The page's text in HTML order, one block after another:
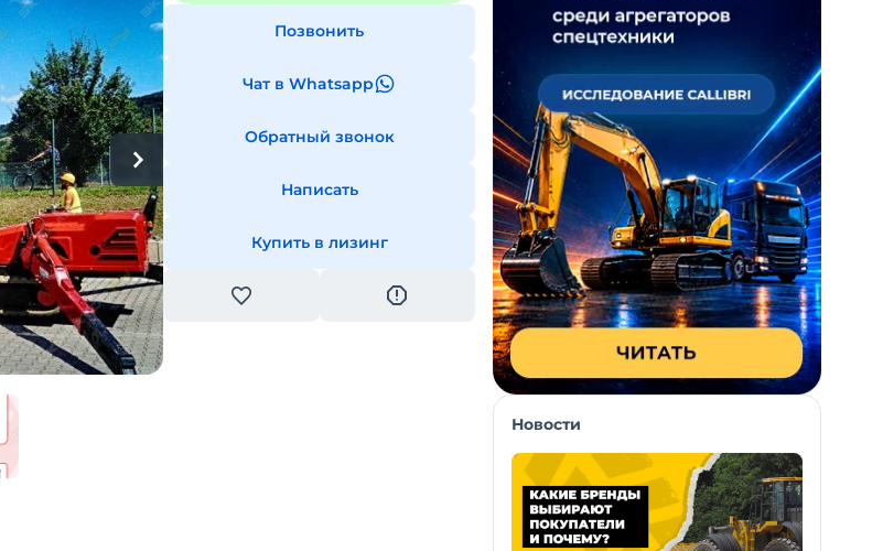
Позвонить
Чат в Whatsapp
Обратный звонок
Написать
Купить в лизинг
Новости